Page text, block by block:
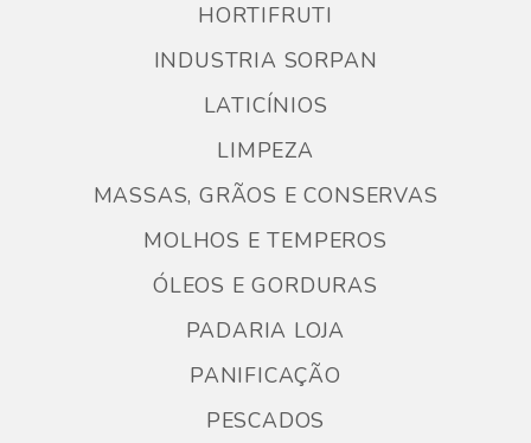
HORTIFRUTI
INDUSTRIA SORPAN
LATICÍNIOS
LIMPEZA
MASSAS, GRÃOS E CONSERVAS
MOLHOS E TEMPEROS
ÓLEOS E GORDURAS
PADARIA LOJA
PANIFICAÇÃO
PESCADOS